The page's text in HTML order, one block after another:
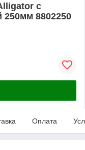
с
250мм 8802250
Оплата